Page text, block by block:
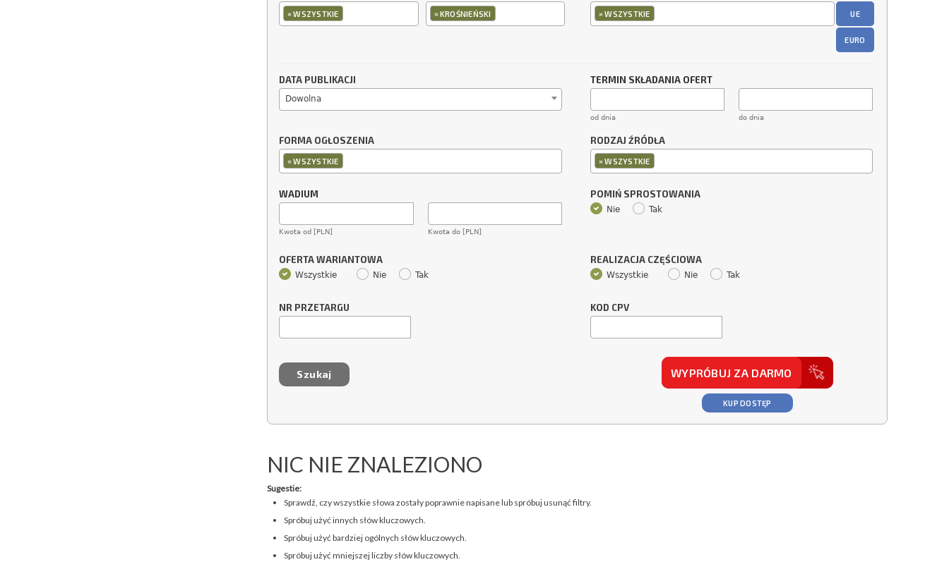
×WSZYSTKIE ×KROŚNIEŃSKI ×WSZYSTKIE UE
EURO
DATA PUBLIKACJI
Dowolna
TERMIN SKŁADANIA OFERT
od dnia do dnia
FORMA OGŁOSZENIA
×WSZYSTKIE
RODZAJ ŹRÓDŁA
×WSZYSTKIE
WADIUM
Kwota od [PLN] Kwota do [PLN]
POMIŃ SPROSTOWANIA
Nie Tak
OFERTA WARIANTOWA
Wszystkie Nie Tak
REALIZACJA CZĘŚCIOWA
Wszystkie Nie Tak
NR PRZETARGU KOD CPV
WYPRÓBUJ ZA DARMO
KUP DOSTĘP
NIC NIE ZNALEZIONO
Sugestie:
Sprawdź, czy wszystkie słowa zostały poprawnie napisane lub spróbuj usunąć filtry.
Spróbuj użyć innych słów kluczowych.
Spróbuj użyć bardziej ogólnych słów kluczowych.
Spróbuj użyć mniejszej liczby słów kluczowych.